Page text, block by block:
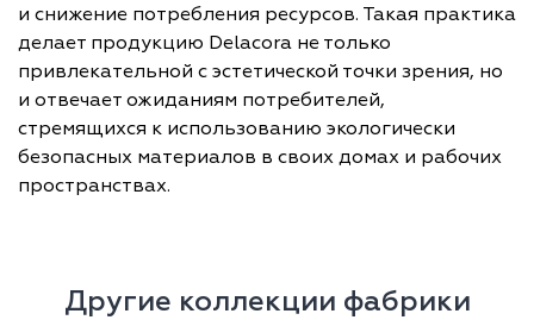
и снижение потребления ресурсов. Такая практика
делает продукцию Delacora не только
привлекательной с эстетической точки зрения, но
и отвечает ожиданиям потребителей,
стремящихся к использованию экологически
безопасных материалов в своих домах и рабочих
пространствах.
Другие коллекции фабрики